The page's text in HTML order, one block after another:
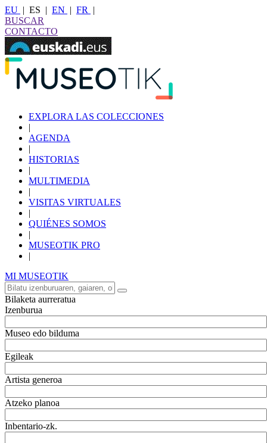
EU | ES | EN | FR
|
BUSCAR
CONTACTO
EXPLORA LAS COLECCIONES
|
AGENDA
|
HISTORIAS
|
MULTIMEDIA
|
VISITAS VIRTUALES
|
QUIÉNES SOMOS
|
MUSEOTIK PRO
|
MI MUSEOTIK
Bilaketa aurreratua
Izenburua
Museo edo bilduma
Egileak
Artista generoa
Atzeko planoa
Inbentario-zk.